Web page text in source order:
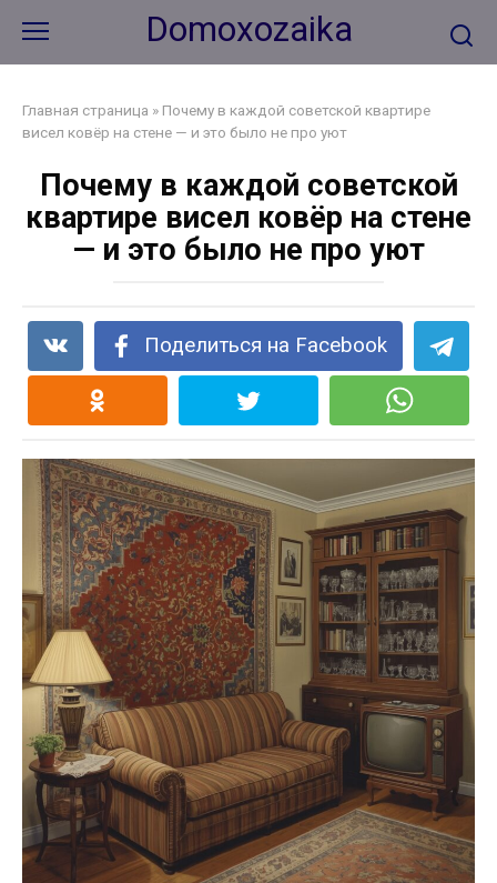
контенту
Domoxozaika
Главная страница » Почему в каждой советской квартире
висел ковёр на стене — и это было не про уют
Почему в каждой советской
квартире висел ковёр на стене
— и это было не про уют
Поделиться на Facebook